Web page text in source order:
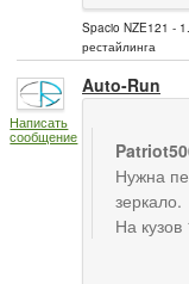
Spacio NZE121 -
рестайлинга
Написать
сообщение
Auto-Run
Нужна
зеркало.
На